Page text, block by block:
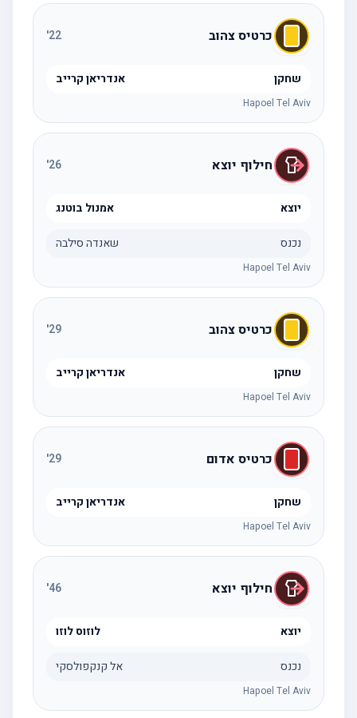
כרטיס צהוב 22
'
שחקן אנדריאן קרייב
Hapoel Tel Aviv
חילוף יוצא 26
'
יוצא אמנול בוטנג
נכנס שאנדה סילבה
Hapoel Tel Aviv
כרטיס צהוב 29
'
שחקן אנדריאן קרייב
Hapoel Tel Aviv
כרטיס אדום 29
'
שחקן אנדריאן קרייב
Hapoel Tel Aviv
חילוף יוצא 46
'
יוצא לוזוס לוזו
נכנס אל קנקפולסקי
Hapoel Tel Aviv